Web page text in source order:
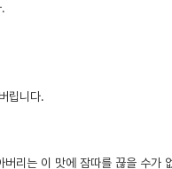
립니다.
리는 이 맛에 잠따를 끊을 수가